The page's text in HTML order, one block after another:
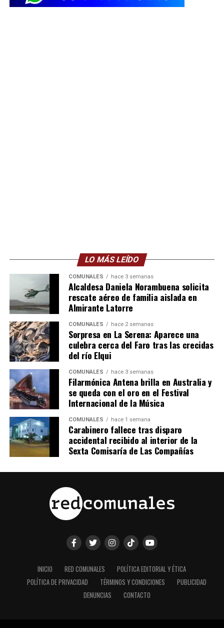
LO MÁS LEÍDO
COMUNALES hace 3 semanas
Alcaldesa Daniela Norambuena solicita
rescate aéreo de familia aislada en
Almirante Latorre
COMUNALES hace 2 semanas
Sorpresa en La Serena: Aparece una
culebra cerca del Faro tras las crecidas
del río Elqui
COMUNALES hace 3 semanas
Filarmónica Antena brilla en Australia y
se queda con el oro en el Festival
Internacional de la Música
COMUNALES hace 1 semana
Carabinero fallece tras disparo
accidental recibido al interior de la
Sexta Comisaría de Las Compañías
INICIO RED COMUNALES
POLÍTICA EDITORIAL Y ÉTICA
POLÍTICA DE PRIVACIDAD
TÉRMINOS Y CONDICIONES
PUBLICIDAD
DENUNCIAS
CONTACTO